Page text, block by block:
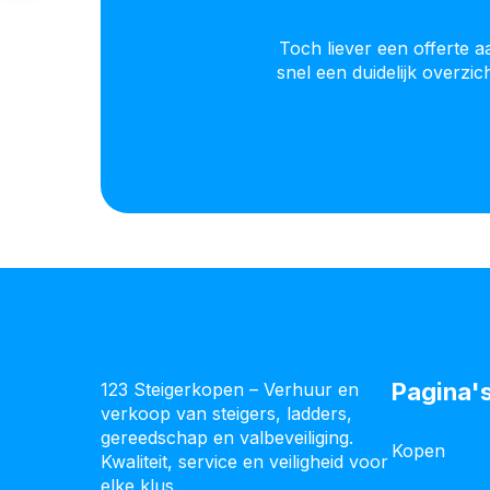
Toch liever een offerte
snel een duidelijk
123 Steigerkopen – Verhuur en
verkoop van steigers, ladders,
gereedschap en valbeveiliging.
Kwaliteit, service en veiligheid voor Kopen